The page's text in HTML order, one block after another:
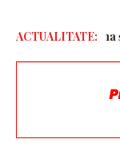
ACTUALITATE:
ales Barcelona și